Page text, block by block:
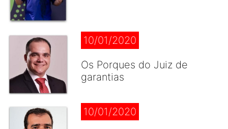
10/01/2020
Os Porques do Juiz de
garantias
10/01/2020